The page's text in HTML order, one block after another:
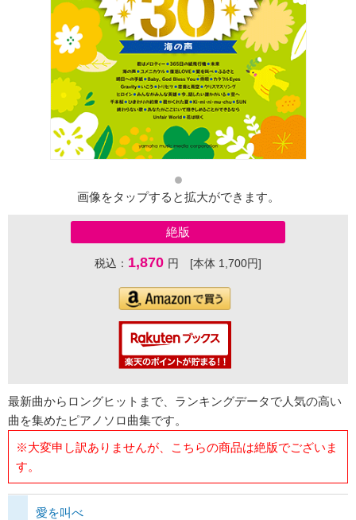
画像をタップすると拡大ができます。
絶版
税込： 1,870 円 [本体 1,700円]
最新曲からロングヒットまで、ランキングデータで人気の高い
曲を集めたピアノソロ曲集です。
※大変申し訳ありませんが、こちらの商品は絶版でございま
す。
愛を叫べ